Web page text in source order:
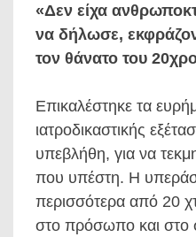
«Δεν είχα
να δήλωσε,
τον θάνατο του
Επικαλέστηκε τα
ιατροδικαστικής
υπεβλήθη, για να
που υπέστη. Η
περισσότερα από 20
στο πρόσωπο και στο